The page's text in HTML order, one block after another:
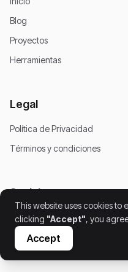
Blog
Proyectos
Herramientas
Legal
Política de Privacidad
Términos y condiciones
Social
This website uses cookies to
clicking "Accept", you
Accept